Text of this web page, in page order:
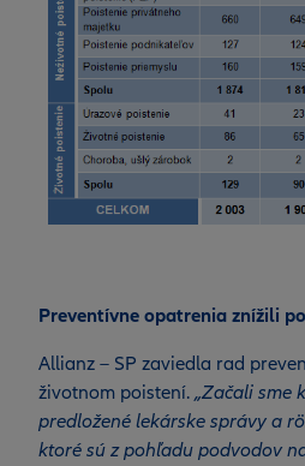
Preventívne opatrenia znížili
Allianz – SP zaviedla rad
životnom poistení. „Začali sme
predložené lekárske správy a
ktoré sú z pohľadu podvodov